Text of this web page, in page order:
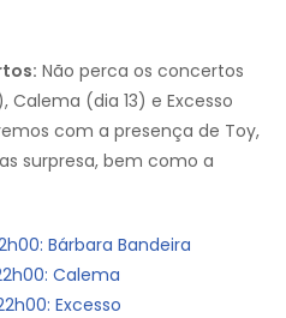
Não perca os concertos
Calema (dia 13) e Excesso
com a presença de Toy,
surpresa, bem como a
Bárbara Bandeira
Calema
Excesso